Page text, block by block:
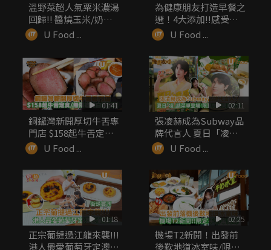
溫野菜超人氣粟米濃湯
回歸!! 醬燒玉米/奶蓋
玉米...
U Food ...
為健康朋友打造早餐之
選！4大添加!!感受最
自然之味
U Food ...
01:41
銅鑼灣新開厚切牛舌專
門店 $158起牛舌定食/
無...
U Food ...
02:11
張凌赫成為Subway品
牌代言人 夏日「凌」
感菜...
U Food ...
01:18
正宗葡撻過江龍來襲!!!
港人最愛葡萄牙定澳式
02:25
機場T2新開！出發前
後歎地道冰室味/限定